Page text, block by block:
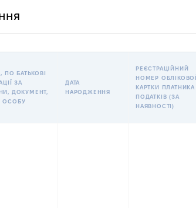
ПО БАТЬКОВІ
ЗА
ДОКУМЕНТ,
ОСОБУ
ДАТА
НАРОДЖЕННЯ
РЕЄСТРАЦІЙНИЙ
НОМЕР ОБЛІКОВОЇ
КАРТКИ ПЛАТНИКА
ПОДАТКІВ (ЗА
НАЯВНОСТІ)